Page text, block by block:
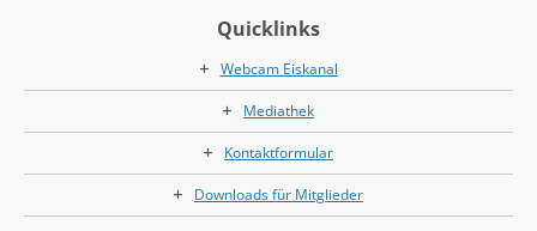
Quicklinks
Webcam Eiskanal
Mediathek
Kontaktformular
Downloads für Mitglieder